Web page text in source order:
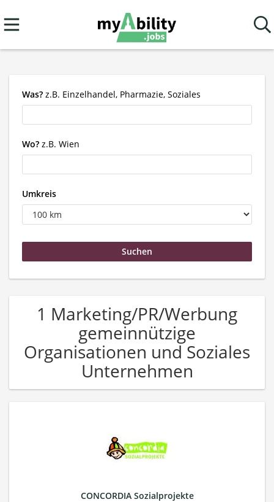
Was? z.B. Einzelhandel, Pharmazie, Soziales
Wo? z.B. Wien
Umkreis
1 Marketing/PR/Werbung
gemeinnützige
Organisationen und Soziales
Unternehmen
CONCORDIA Sozialprojekte